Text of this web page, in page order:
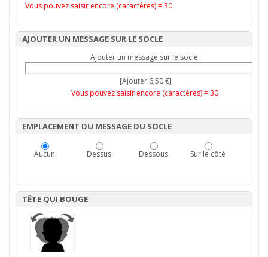
Vous pouvez saisir encore (caractéres) =30
AJOUTER UN MESSAGE SUR LE SOCLE
Ajouter un message sur le socle
[Ajouter 6,50 €]
Vous pouvez saisir encore (caractéres) =30
EMPLACEMENT DU MESSAGE DU SOCLE
Aucun Dessus Dessous Sur le côté
TÊTE QUI BOUGE